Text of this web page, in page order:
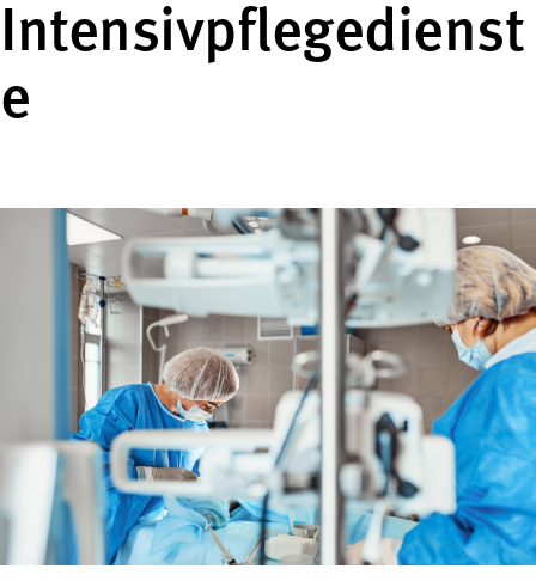
Intensivpflegedienst
e